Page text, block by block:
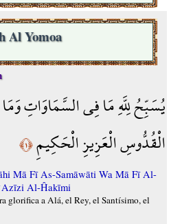
Al Yomoa
يُسَبِّحُ لِلَّهِ مَا فِي السَّمَاوَاتِ
الْقُدُّوسِ الْعَزِيزِ الْحَكِيمِ﴿١﴾
Mā Fī As-Samāwāti Wa Mā Fī Al-
Al-Ĥakīmi
glorifica a Alá, el Rey, el Santísimo, el